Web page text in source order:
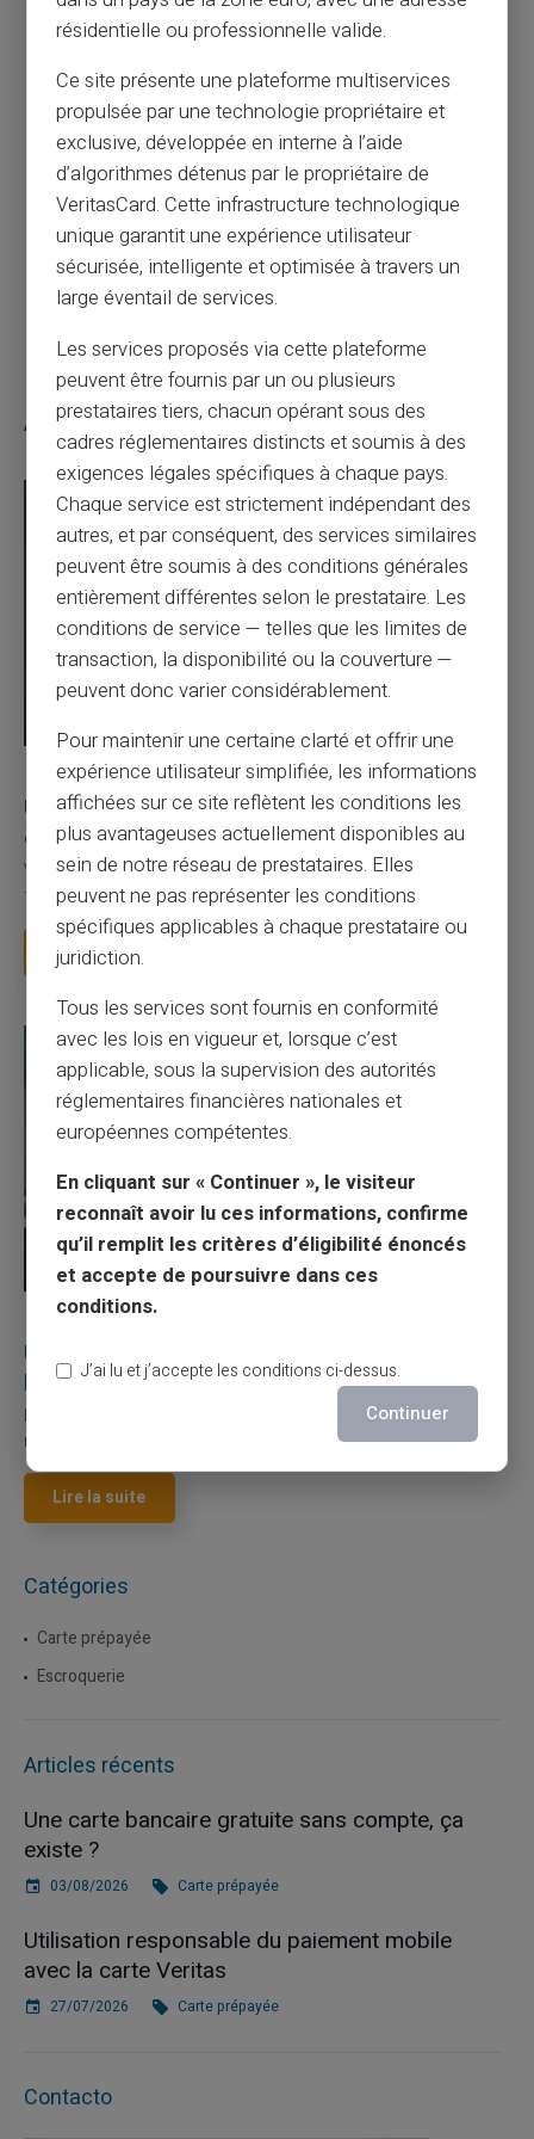
refusé alors qu'il reste de l'argent ?
Article précédent
Pourquoi utiliser une carte prépayée pour
les achats sur Facebook Marketplace ?
Articles similaires
03/08/2026 Veritas Carte prépayée
Une carte bancaire gratuite sans compte, ça
existe ?
Vous avez tapé cette recherche parce que votre banque vous
facture 50 € par an pour une carte que vo...
Lire la suite
27/07/2026
Utilisation responsable du paiement mobile avec
la carte Veritas
Le paiement mobile s'est imposé dans les habitudes quotidiennes,
mais il appelle des réflexes pour é...
Lire la suite
Catégories
Carte prépayée
Escroquerie
Articles récents
Une carte bancaire gratuite sans compte, ça
existe ?
03/08/2026 Carte prépayée
Utilisation responsable du paiement mobile
avec la carte Veritas
27/07/2026 Carte prépayée
Contacto
résidentielle ou professionnelle valide.
Ce site présente une plateforme multiservices
propulsée par une technologie propriétaire et
exclusive, développée en interne à l’aide
d’algorithmes détenus par le propriétaire de
VeritasCard. Cette infrastructure technologique
unique garantit une expérience utilisateur
sécurisée, intelligente et optimisée à travers un
large éventail de services.
Les services proposés via cette plateforme
peuvent être fournis par un ou plusieurs
prestataires tiers, chacun opérant sous des
cadres réglementaires distincts et soumis à des
exigences légales spécifiques à chaque pays.
Chaque service est strictement indépendant des
autres, et par conséquent, des services similaires
peuvent être soumis à des conditions générales
entièrement différentes selon le prestataire. Les
conditions de service — telles que les limites de
transaction, la disponibilité ou la couverture —
peuvent donc varier considérablement.
Pour maintenir une certaine clarté et offrir une
expérience utilisateur simplifiée, les informations
affichées sur ce site reflètent les conditions les
plus avantageuses actuellement disponibles au
sein de notre réseau de prestataires. Elles
peuvent ne pas représenter les conditions
spécifiques applicables à chaque prestataire ou
juridiction.
Tous les services sont fournis en conformité
avec les lois en vigueur et, lorsque c’est
applicable, sous la supervision des autorités
réglementaires financières nationales et
européennes compétentes.
En cliquant sur « Continuer », le visiteur
reconnaît avoir lu ces informations, confirme
qu’il remplit les critères d’éligibilité énoncés
et accepte de poursuivre dans ces
conditions.
J’ai lu et j’accepte les conditions ci-dessus.
Continuer